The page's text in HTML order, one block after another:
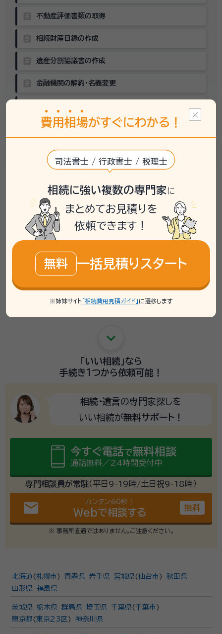
不動産評価書類の取得
相続財産目録の作成
遺産分割協議書の作成
金融機関の解約・名義変更
相続税の申告
（要否の確認を含む）
keyboard_arrow_down
でも大丈夫。
専門家に頼めば 圧倒的にラク！
account_balance 役所、銀行、法務局など
いくつも窓口を回らなくて
自分でやるより
難しい手続きで 悩まずに済む！
keyboard_arrow_down
「いい相続」なら
手続き1つから依頼可能！
相続・遺言の専門家探しを
いい相続が無料サポート！
今すぐ電話で無料相談
通話無料／24時間受付中
専門相談員が常駐（平日9-19時/土日祝9-18時）
email カンタン60秒！
Webで相談する 無料
※ 事務所直通ではありません。ご注意ください。
北海道 (札幌市) 青森県 岩手県 宮城県(仙台市)
秋田県
山形県 福島県
茨城県 栃木県 群馬県 埼玉県 千葉県(千葉市)
東京都 ( 東京23区 ) 神奈川県
費用 相場がすぐにわかる！
司法書士 / 行政書士 / 税理士
相続に強い複数の専門家に
まとめてお見積りを
依頼できます！
無料 一括見積りスタート
※姉妹サイト 「相続費用見積ガイド」 に遷移します